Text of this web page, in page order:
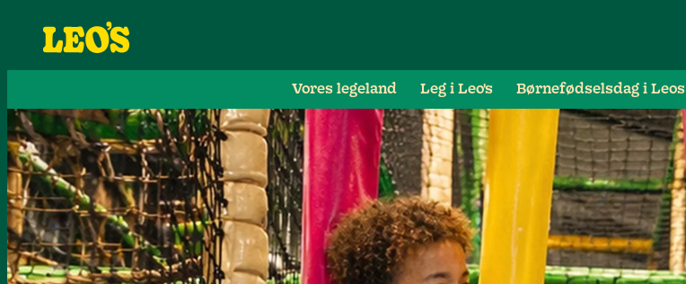
Vores legeland Leg i Leo's Børnefødselsdag i Leos